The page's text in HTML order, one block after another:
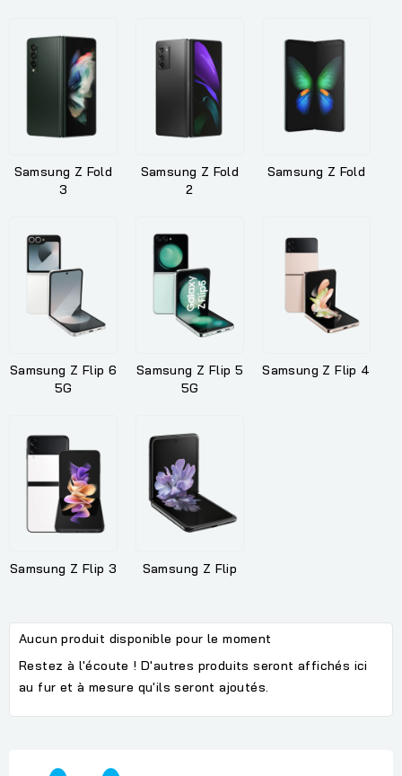
Samsung Z Fold
3
Samsung Z Fold
2
Samsung Z Fold
Samsung Z Flip 6
5G
Samsung Z Flip 5
5G
Samsung Z Flip 4
Samsung Z Flip 3 Samsung Z Flip
Aucun produit disponible pour le moment
Restez à l'écoute ! D'autres produits seront affichés ici
au fur et à mesure qu'ils seront ajoutés.